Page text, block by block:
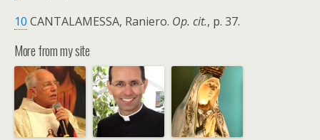
10 CANTALAMESSA, Raniero. Op. cit., p. 37.
More from my site